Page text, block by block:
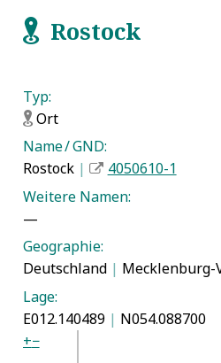
fRostock
Typ:
fOrt
Name / GND:
Rostock |
4050610-1
Weitere Namen:
—
Geographie:
Deutschland | Mecklenburg-
Lage:
E012.140489 | N054.088700
+−